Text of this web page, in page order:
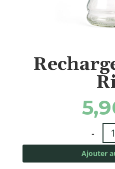
-
Ajouter